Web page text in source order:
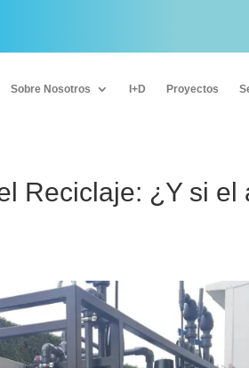
Sobre Nosotros I+D Proyectos
Sobre Nosotros I+D Proyectos
Reciclaje: ¿Y si el